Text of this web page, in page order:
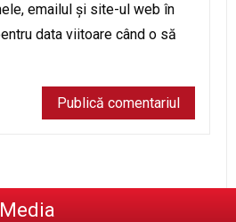
emailul și site-ul web în
data viitoare când o să